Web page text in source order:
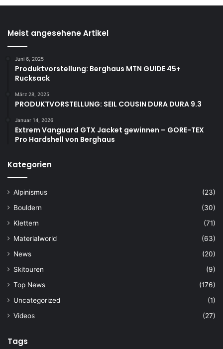
Meist angesehene Artikel
Juni 6, 2025
Produktvorstellung: Berghaus MTN GUIDE 45+
Rucksack
März 28, 2025
PRODUKTVORSTELLUNG: SEIL COUSIN DURA DURA 9.3
Januar 14, 2026
Extrem Vanguard GTX Jacket gewinnen – GORE-TEX
Pro Hardshell von Berghaus
Kategorien
Alpinismus
(23)
Bouldern
(30)
Klettern
(71)
Materialworld
(63)
News
(20)
Skitouren
(9)
Top News
(176)
Uncategorized
(1)
Videos
(27)
Tags